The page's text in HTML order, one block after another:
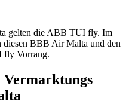
gelten die ABB TUI fly. Im
diesen BBB Air Malta und den
Vorrang.